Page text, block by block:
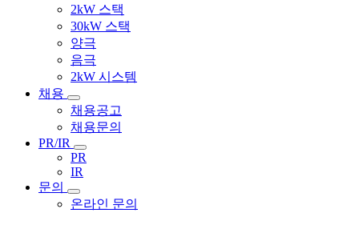
2kW 스택
30kW 스택
양극
음극
2kW 시스템
채용
채용공고
채용문의
PR/IR
PR
IR
문의
온라인 문의